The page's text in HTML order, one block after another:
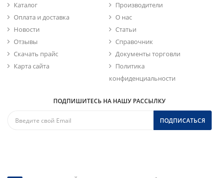
Каталог
Производители
Оплата и доставка
О нас
Новости
Статьи
Отзывы
Справочник
Скачать прайс
Документы торговли
Карта сайта
Политика
конфиденциальности
ПОДПИШИТЕСЬ НА НАШУ РАССЫЛКУ
ПОДПИСАТЬСЯ